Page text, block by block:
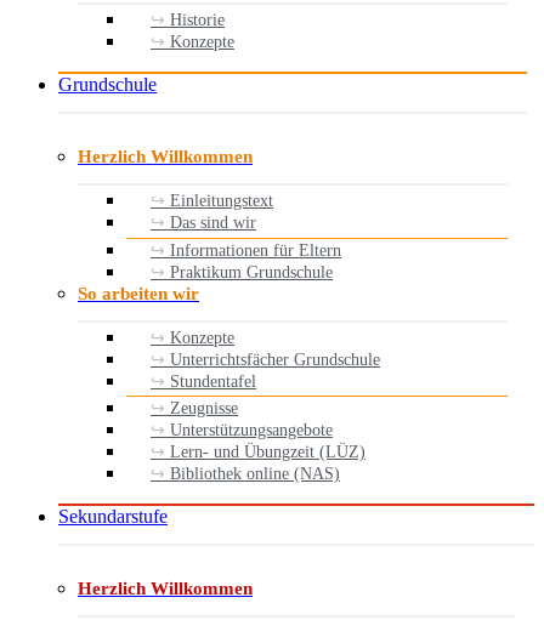
Historie
Konzepte
Grundschule
Herzlich Willkommen
Einleitungstext
Das sind wir
Informationen für Eltern
Praktikum Grundschule
So arbeiten wir
Konzepte
Unterrichtsfächer Grundschule
Stundentafel
Zeugnisse
Unterstützungsangebote
Lern- und Übungzeit (LÜZ)
Bibliothek online (NAS)
Sekundarstufe
Herzlich Willkommen